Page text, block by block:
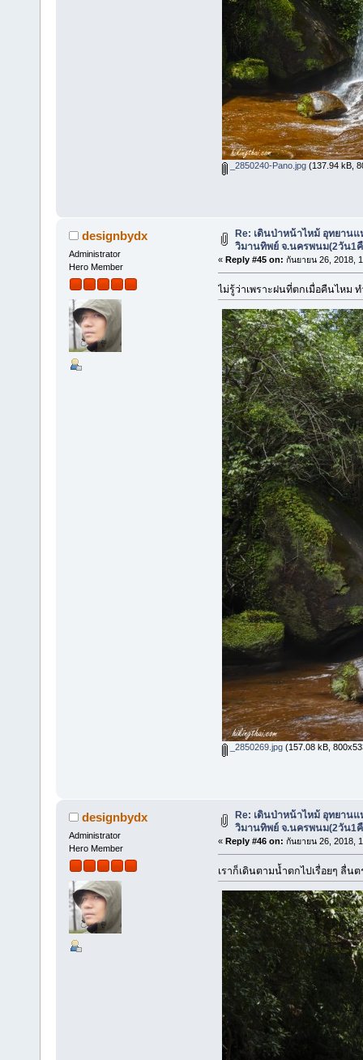
_2850240-Pano.jpg(137.94 kB,
designbydx
Administrator
Hero Member
Re: เดินป่าหน้าไหม้ อุทยาน
วิมานทิพย์ จ.นครพนม(2วัน1
« Reply #45 on: กันยายน 26, 2018,
ไม่รู้ว่าเพราะฝนที่ตกเมื่อคืนไหม
_2850269.jpg(157.08 kB,
designbydx
Administrator
Hero Member
Re: เดินป่าหน้าไหม้ อุทยาน
วิมานทิพย์ จ.นครพนม(2วัน1
« Reply #46 on: กันยายน 26, 2018,
เราก็เดินตามน้ำตกไปเรื่อยๆ ลื่น